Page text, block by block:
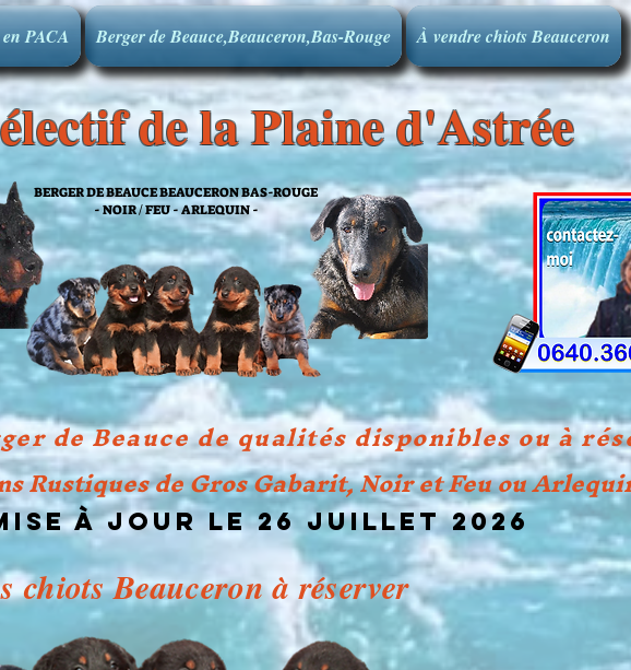
PACA Berger de Beauce,Beauceron,Bas-Rouge À vendre chiots Beauceron
de la Plaine d'Astrée
BERGER DE BEAUCE BEAUCERON BAS-ROUGE
- NOIR / FEU - ARLEQUIN -
de Beauce de qualités disponibles ou à
Rustiques de Gros Gabarit, Noir et Feu ou
à jour le 26 JUILLET 2026
chiots Beauceron à réserver